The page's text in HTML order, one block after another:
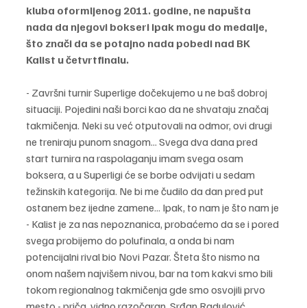
kluba oformljenog 2011. godine, ne napušta
nada da njegovi bokseri ipak mogu do medalje,
što znači da se potajno nada pobedi nad BK
Kalist u četvrtfinalu.
- Završni turnir Superlige dočekujemo u ne baš dobroj
situaciji. Pojedini naši borci kao da ne shvataju značaj
takmičenja. Neki su već otputovali na odmor, ovi drugi
ne treniraju punom snagom... Svega dva dana pred
start turnira na raspolaganju imam svega osam
boksera, a u Superligi će se borbe odvijati u sedam
težinskih kategorija. Ne bi me čudilo da dan pred put
ostanem bez ijedne zamene... Ipak, to nam je što nam je
- Kalist je za nas nepoznanica, probaćemo da se i pored
svega probijemo do polufinala, a onda bi nam
potencijalni rival bio Novi Pazar. Šteta što nismo na
onom našem najvišem nivou, bar na tom kakvi smo bili
tokom regionalnog takmičenja gde smo osvojili prvo